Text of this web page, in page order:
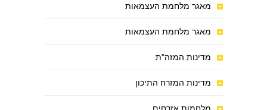
מאגר מלחמת העצמאות
מאגר מלחמת העצמאות
מדינות המזה"ת
מדינות המזרח התיכון
מלחמות אזרחים